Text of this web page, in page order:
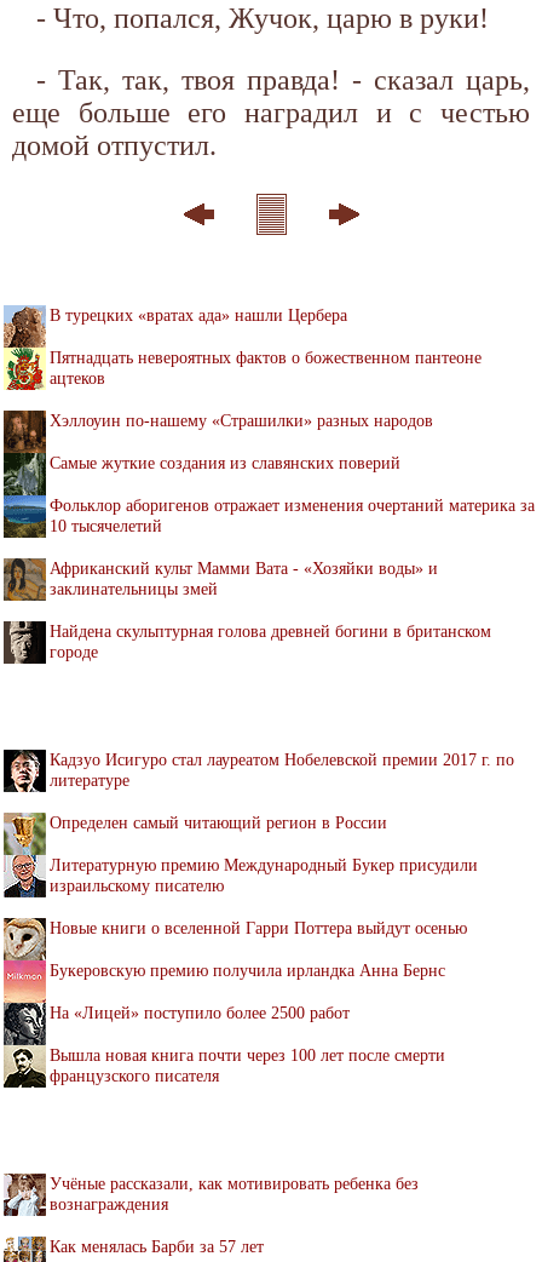
- Что, попался, Жучок, царю в руки!
- Так, так, твоя правда! - сказал царь,
еще больше его наградил и с честью
домой отпустил.
В турецких «вратах ада» нашли Цербера
Пятнадцать невероятных фактов о божественном пантеоне
ацтеков
Хэллоуин по-нашему «Страшилки» разных народов
Самые жуткие создания из славянских поверий
Фольклор аборигенов отражает изменения очертаний материка за
10 тысячелетий
Африканский культ Мамми Вата - «Хозяйки воды» и
заклинательницы змей
Найдена скульптурная голова древней богини в британском
городе
Кадзуо Исигуро стал лауреатом Нобелевской премии 2017 г. по
литературе
Определен самый читающий регион в России
Литературную премию Международный Букер присудили
израильскому писателю
Новые книги о вселенной Гарри Поттера выйдут осенью
Букеровскую премию получила ирландка Анна Бернс
На «Лицей» поступило более 2500 работ
Вышла новая книга почти через 100 лет после смерти
французского писателя
Учёные рассказали, как мотивировать ребенка без
вознаграждения
Как менялась Барби за 57 лет